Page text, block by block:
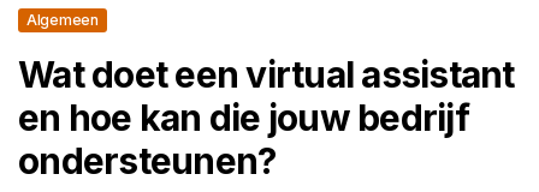
Algemeen
Wat doet een virtual assistant
en hoe kan die jouw bedrijf
ondersteunen?